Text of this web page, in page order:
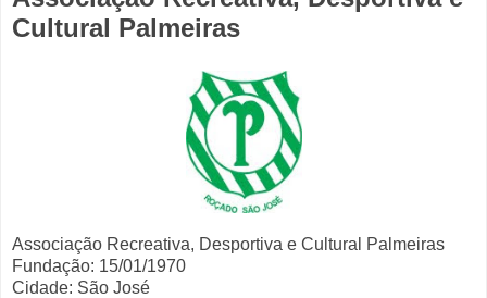
Cultural Palmeiras
Associação Recreativa, Desportiva e Cultural Palmeiras
Fundação: 15/01/1970
Cidade: São José